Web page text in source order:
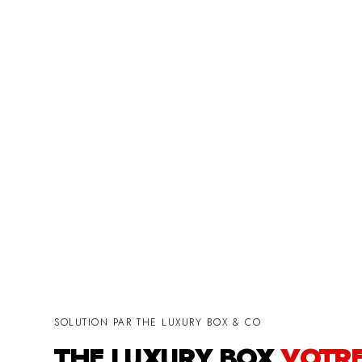
SOLUTION PAR THE LUXURY BOX & CO